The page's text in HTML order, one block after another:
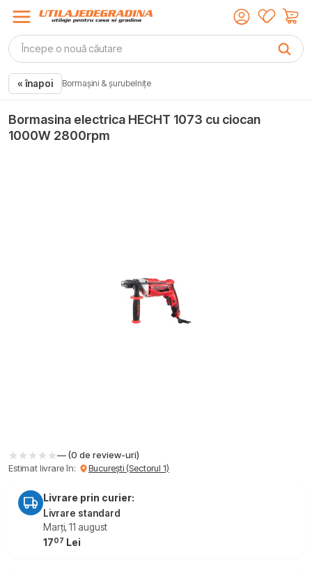
« înapoi Bormașini & șurubelnițe
Bormasina electrica HECHT 1073 cu ciocan
1000W 2800rpm
— (0 de review-uri)
Estimat livrare în:
București (Sectorul 1)
Livrare prin curier:
Livrare standard
Marți, 11 august
1707 Lei